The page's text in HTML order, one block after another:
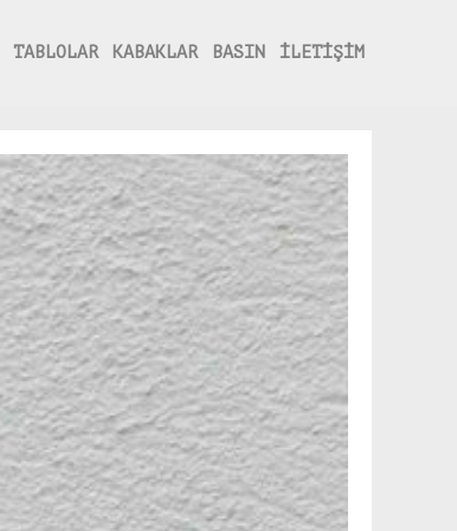
TABLOLAR KABAKLAR BASIN İLETİŞİM